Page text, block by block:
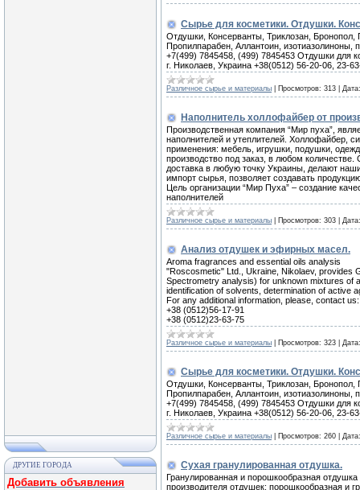
ДРУГИЕ ГОРОДА
Добавить объявления
Сырье для косметики. Отдушки.
Отдушки, Консерванты, Триклозан, Бронопол,
Пропилпарабен, Аллантоин, изотиазолиноны,
+7(499) 7845458, (499) 7845453 Отдушки для
г. Николаев, Украина +38(0512) 56-20-06, 23-
Различное сырье и материалы Просмотров: 313 Дата:
Наполнитель холлофайбер от
Производственная компания “Мир пуха”,
наполнителей и утеплителей. Холлофайбер,
применения: мебель, игрушки, подушки,
производство под заказ, в любом
доставка в любую точку Украины, делают
импорт сырья, позволяет создавать
Цель организации “Мир Пуха” – создание
наполнителей
Различное сырье и материалы Просмотров: 303 Дата:
Анализ отдушек и эфирных масел.
Aroma fragrances and essential oils analysis
"Roscosmetic" Ltd., Ukraine, Nikolaev,
Spectrometry analysis) for unknown mixtures of
identification of solvents, determination of active
For any additional information, please, contact us:
+38 (0512)56-17-91
+38 (0512)23-63-75
Различное сырье и материалы Просмотров: 323 Дата:
Сырье для косметики. Отдушки.
Отдушки, Консерванты, Триклозан, Бронопол,
Пропилпарабен, Аллантоин, изотиазолиноны,
+7(499) 7845458, (499) 7845453 Отдушки для
г. Николаев, Украина +38(0512) 56-20-06, 23-
Различное сырье и материалы Просмотров: 260 Дата:
Сухая гранулированная отдушка.
Гранулированная и порошкообразная
производителя отдушек: порошкообразная и